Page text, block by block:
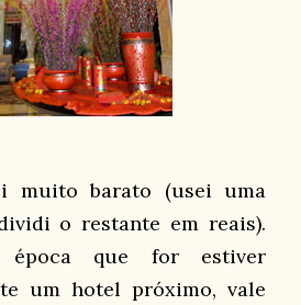
muito barato (usei uma
o restante em reais).
que for estiver
um hotel próximo, vale